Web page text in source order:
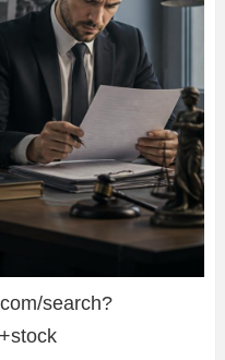
search?